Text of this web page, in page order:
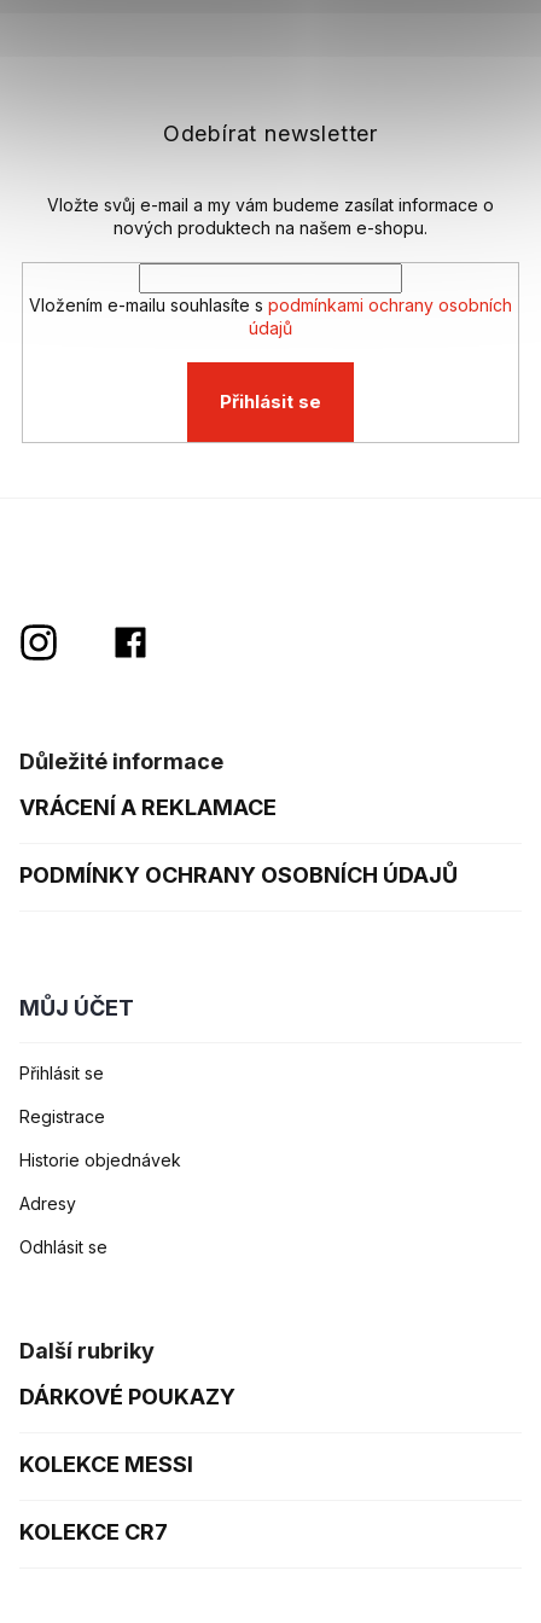
Odebírat newsletter
Vložte svůj e-mail a my vám budeme zasílat informace o
nových produktech na našem e-shopu.
Vložením e-mailu souhlasíte s podmínkami ochrany osobních
údajů
Přihlásit se
Důležité informace
VRÁCENÍ A REKLAMACE
PODMÍNKY OCHRANY OSOBNÍCH ÚDAJŮ
MŮJ ÚČET
Přihlásit se
Registrace
Historie objednávek
Adresy
Odhlásit se
Další rubriky
DÁRKOVÉ POUKAZY
KOLEKCE MESSI
KOLEKCE CR7